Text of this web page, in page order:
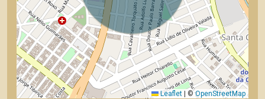
Leaflet ©OpenStreetMap